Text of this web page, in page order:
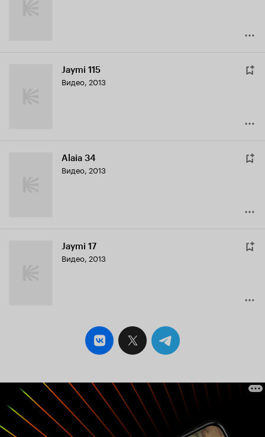
Jaymi 115
Видео, 2013
Alaia 34
Видео, 2013
Jaymi 17
Видео, 2013